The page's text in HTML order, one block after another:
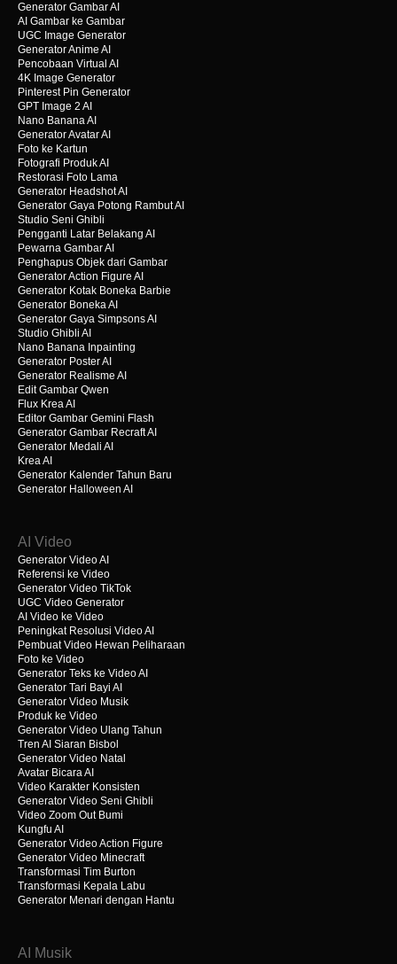
Generator Gambar AI
AI Gambar ke Gambar
UGC Image Generator
Generator Anime AI
Pencobaan Virtual AI
4K Image Generator
Pinterest Pin Generator
GPT Image 2 AI
Nano Banana AI
Generator Avatar AI
Foto ke Kartun
Fotografi Produk AI
Restorasi Foto Lama
Generator Headshot AI
Generator Gaya Potong Rambut AI
Studio Seni Ghibli
Pengganti Latar Belakang AI
Pewarna Gambar AI
Penghapus Objek dari Gambar
Generator Action Figure AI
Generator Kotak Boneka Barbie
Generator Boneka AI
Generator Gaya Simpsons AI
Studio Ghibli AI
Nano Banana Inpainting
Generator Poster AI
Generator Realisme AI
Edit Gambar Qwen
Flux Krea AI
Editor Gambar Gemini Flash
Generator Gambar Recraft AI
Generator Medali AI
Krea AI
Generator Kalender Tahun Baru
Generator Halloween AI
AI Video
Generator Video AI
Referensi ke Video
Generator Video TikTok
UGC Video Generator
AI Video ke Video
Peningkat Resolusi Video AI
Pembuat Video Hewan Peliharaan
Foto ke Video
Generator Teks ke Video AI
Generator Tari Bayi AI
Generator Video Musik
Produk ke Video
Generator Video Ulang Tahun
Tren AI Siaran Bisbol
Generator Video Natal
Avatar Bicara AI
Video Karakter Konsisten
Generator Video Seni Ghibli
Video Zoom Out Bumi
Kungfu AI
Generator Video Action Figure
Generator Video Minecraft
Transformasi Tim Burton
Transformasi Kepala Labu
Generator Menari dengan Hantu
AI Musik